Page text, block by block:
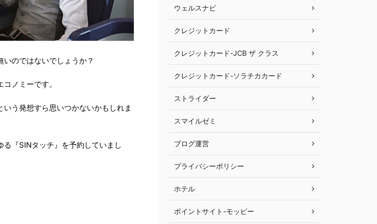
のではないでしょうか？
ノミーです。
う発想すら思いつかないかもしれま
『SINタッチ』を予約していまし
ウェルスナビ
クレジットカード
クレジットカード-JCB ザ クラス
クレジットカード-ソラチカカード
ストライダー
スマイルゼミ
ブログ運営
プライバシーポリシー
ホテル
ポイントサイト-モッピー